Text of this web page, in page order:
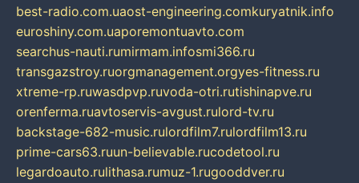
best-radio.com.uaost-engineering.comkuryatnik.info
euroshiny.com.uaporemontuavto.com
searchus-nauti.rumirmam.infosmi366.ru
transgazstroy.ruorgmanagement.orgyes-fitness.ru
xtreme-rp.ruwasdpvp.ruvoda-otri.rutishinapve.ru
orenferma.ruavtoservis-avgust.rulord-tv.ru
backstage-682-music.rulordfilm7.rulordfilm13.ru
prime-cars63.ruun-believable.rucodetool.ru
legardoauto.rulithasa.rumuz-1.rugooddver.ru